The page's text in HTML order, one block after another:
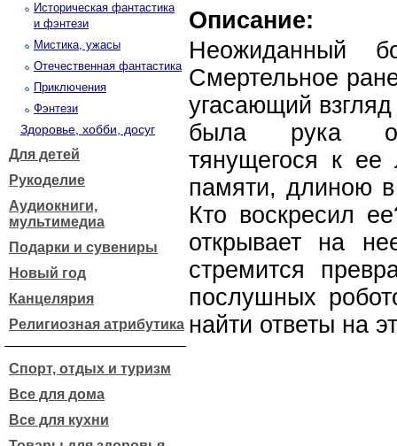
Историческая фантастика
и фэнтези
Мистика, ужасы
Отечественная фантастика
Приключения
Фэнтези
Здоровье, хобби, досуг
Для детей
Рукоделие
Аудиокниги,
мультимедиа
Подарки и сувениры
Новый год
Канцелярия
Религиозная атрибутика
Спорт, отдых и туризм
Все для дома
Все для кухни
Описание:
Неожиданный
Смертельное
угасающий
была рука
тянущегося к
памяти, длиною
Кто воскресил
открывает на
стремится
послушных
найти ответы на